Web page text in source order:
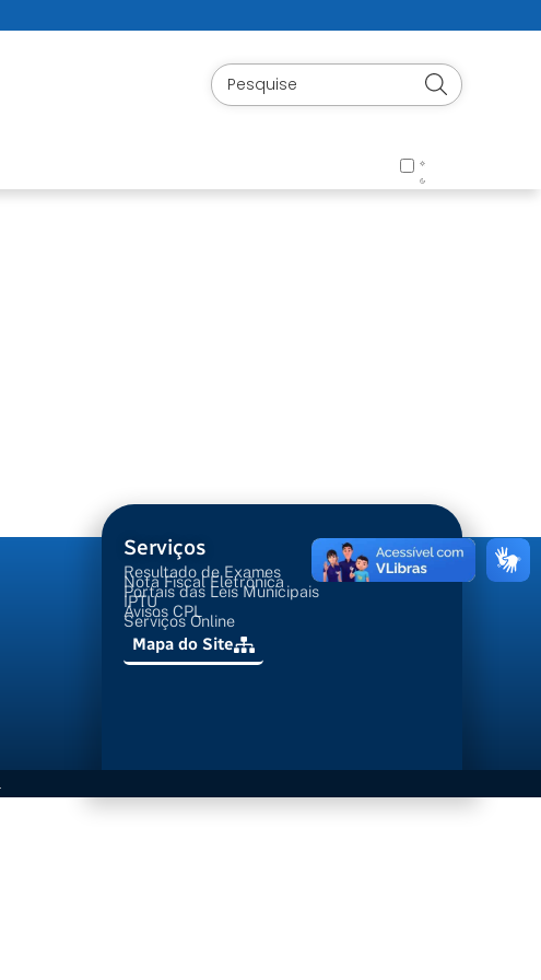
Serviços
Resultado de Exames
Nota Fiscal Eletrônica
Portais das Leis Municipais
IPTU
Avisos CPL
Serviços Online
Mapa do Site